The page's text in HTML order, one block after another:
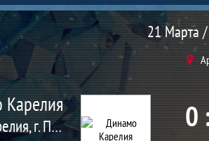
21 Марта
(Республика Карелия, г. Петрозаводск) 0